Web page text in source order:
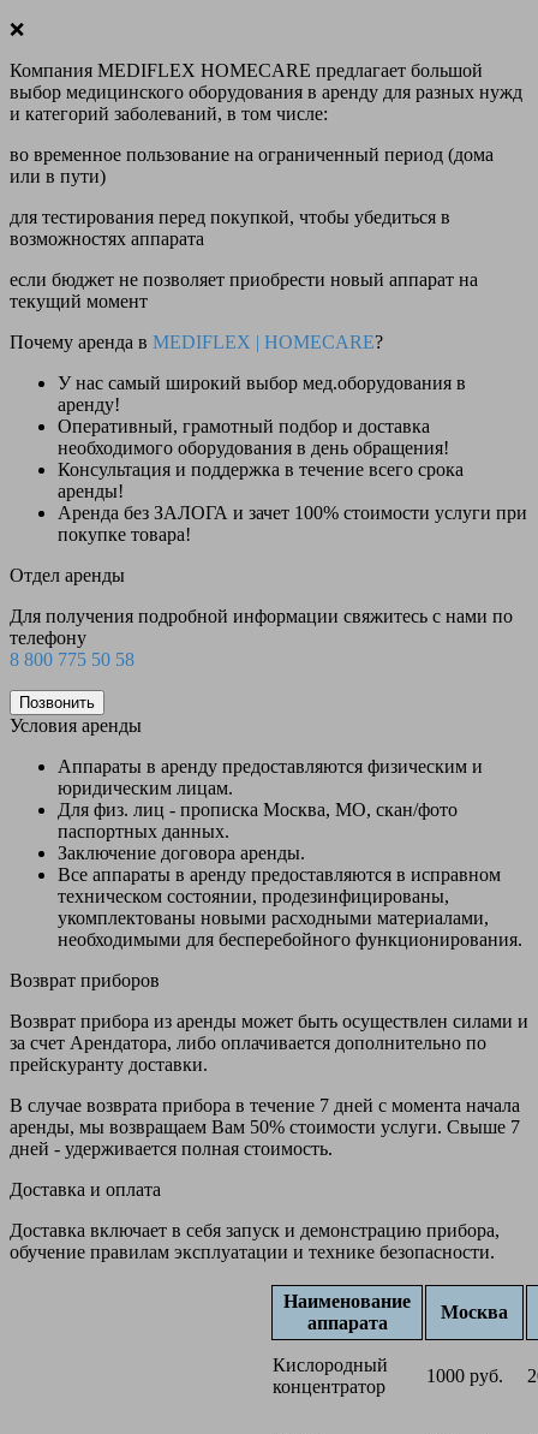
❌
Компания MEDIFLEX HOMECARE предлагает большой
выбор медицинского оборудования в аренду для разных нужд
и категорий заболеваний, в том числе:
во временное пользование на ограниченный период (дома
или в пути)
для тестирования перед покупкой, чтобы убедиться в
возможностях аппарата
если бюджет не позволяет приобрести новый аппарат на
текущий момент
Почему аренда в MEDIFLEX | HOMECARE?
У нас самый широкий выбор мед.оборудования в
аренду!
Оперативный, грамотный подбор и доставка
необходимого оборудования в день обращения!
Консультация и поддержка в течение всего срока
аренды!
Аренда без ЗАЛОГА и зачет 100% стоимости услуги при
покупке товара!
Отдел аренды
Для получения подробной информации свяжитесь с нами по
телефону
8 800 775 50 58
Позвонить
Условия аренды
Аппараты в аренду предоставляются физическим и
юридическим лицам.
Для физ. лиц - прописка Москва, МО, скан/фото
паспортных данных.
Заключение договора аренды.
Все аппараты в аренду предоставляются в исправном
техническом состоянии, продезинфицированы,
укомплектованы новыми расходными материалами,
необходимыми для бесперебойного функционирования.
Возврат приборов
Возврат прибора из аренды может быть осуществлен силами и
за счет Арендатора, либо оплачивается дополнительно по
прейскуранту доставки.
В случае возврата прибора в течение 7 дней с момента начала
аренды, мы возвращаем Вам 50% стоимости услуги. Свыше 7
дней - удерживается полная стоимость.
Доставка и оплата
Доставка включает в себя запуск и демонстрацию прибора,
обучение правилам эксплуатации и технике безопасности.
Наименование
аппарата
Москва
Кислородный
концентратор
1000 руб.